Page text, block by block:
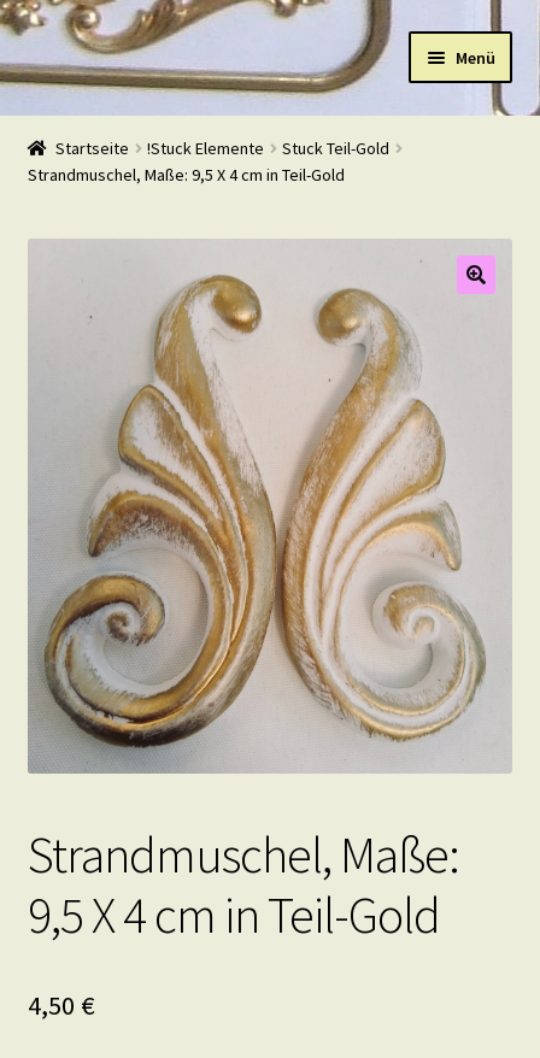
Navigation
Zum
Inhalt
Menü
Start
Shop
Warenkorb
Kontakt
Startseite !Stuck Elemente
Stuck Teil-Gold
Strandmuschel, Maße: 9,5 X 4 cm in Teil-Gold
Strandmuschel, Maße:
9,5 X 4 cm in Teil-Gold
4,50 €